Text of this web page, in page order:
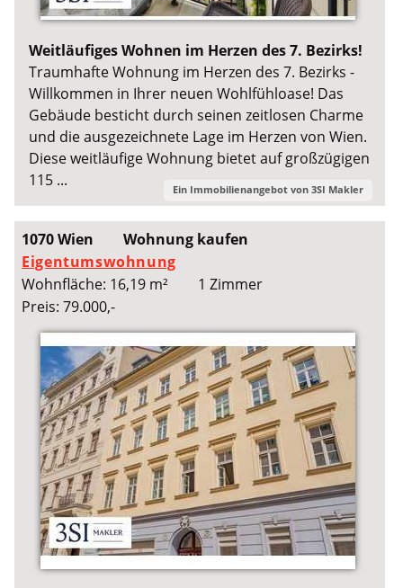
Weitläufiges Wohnen im Herzen des 7. Bezirks!
Traumhafte Wohnung im Herzen des 7. Bezirks -
Willkommen in Ihrer neuen Wohlfühloase! Das
Gebäude besticht durch seinen zeitlosen Charme
und die ausgezeichnete Lage im Herzen von Wien.
Diese weitläufige Wohnung bietet auf großzügigen
115 ...
Ein Immobilienangebot von 3SI Makler
1070 Wien
Wohnung kaufen
Eigentumswohnung
Wohnfläche: 16,19 m²
1 Zimmer
Preis: 79.000,-